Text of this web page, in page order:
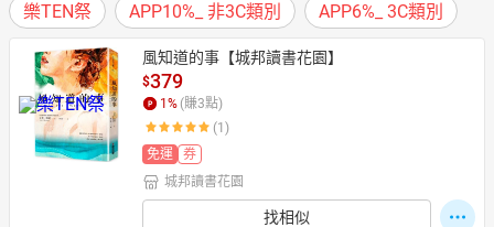
熱搜 熱門飯店推薦
居家生活 3C家電 運動休閒 親子玩具
女裝 男裝
電子/紙本書
樂TEN祭 APP10%_ 非3C類別 APP6%_ 3C類別
風知道的事【城邦讀書花園】
$379
1 % (賺3點)
(1)
免運
券
城邦讀書花園
找相似